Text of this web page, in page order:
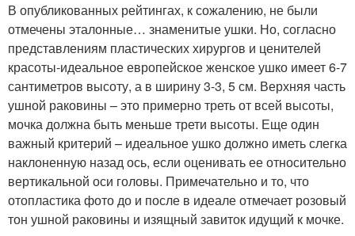
В опубликованных рейтингах, к сожалению, не были
отмечены эталонные… знаменитые ушки. Но, согласно
представлениям пластических хирургов и ценителей
красоты-идеальное европейское женское ушко имеет 6-7
сантиметров высоту, а в ширину 3-3, 5 см. Верхняя часть
ушной раковины – это примерно треть от всей высоты,
мочка должна быть меньше трети высоты. Еще один
важный критерий – идеальное ушко должно иметь слегка
наклоненную назад ось, если оценивать ее относительно
вертикальной оси головы. Примечательно и то, что
отопластика фото до и после в идеале отмечает розовый
тон ушной раковины и изящный завиток идущий к мочке.